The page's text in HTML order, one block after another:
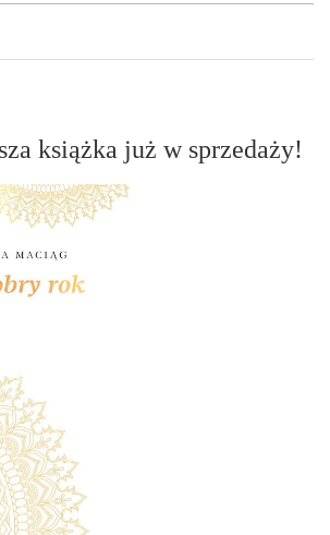
książka już w sprzedaży!